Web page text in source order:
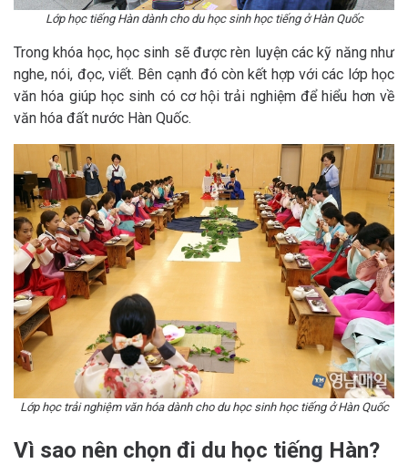
Lớp học tiếng Hàn dành cho du học sinh học tiếng ở Hàn Quốc
Trong khóa học, học sinh sẽ được rèn luyện các kỹ năng như
nghe, nói, đọc, viết. Bên cạnh đó còn kết hợp với các lớp học
văn hóa giúp học sinh có cơ hội trải nghiệm để hiểu hơn về
văn hóa đất nước Hàn Quốc.
Lớp học trải nghiệm văn hóa dành cho du học sinh học tiếng ở Hàn Quốc
Vì sao nên chọn đi du học tiếng Hàn?